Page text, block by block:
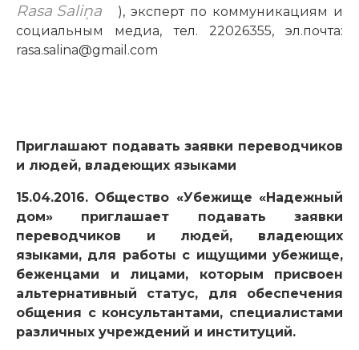
Rasa Saliņa
), эксперт по коммуникациям и
социальным медиа, тел. 22026355, эл.почта:
rasa.salina@gmail.com
Приглашают подавать заявки переводчиков
и людей, владеющих языками
15.04.2016. Общество «Убежище «Надежный
дом» приглашает подавать заявки
переводчиков и людей, владеющих
языками, для работы с ищущими убежище,
беженцами и лицами, которым присвоен
альтернативный статус, для обеспечения
общения с консультантами, специалистами
различных учреждений и институций.